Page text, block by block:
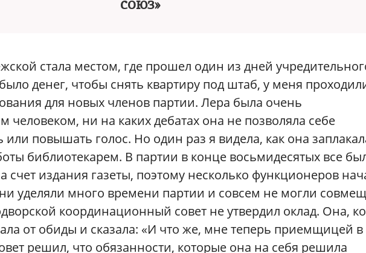
союз»
стала местом, где прошел один из дней
денег, чтобы снять квартиру под штаб, у меня
для новых членов партии. Лера была очень
ни на каких дебатах она не позволяла себе
или повышать голос. Но один раз я видела, как она
библиотекарем. В партии в конце восьмидесятых все
счет издания газеты, поэтому несколько функционеров
уделяли много времени партии и совсем не могли
координационный совет не утвердил оклад. Она,
от обиды и сказала: «И что же, мне теперь приемщицей в
решил, что обязанности, которые она на себя решила